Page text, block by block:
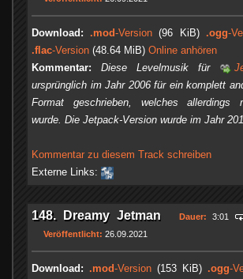
Download: .mod-Version (96 KiB) .ogg-
.flac-Version (48.64 MiB) Online anhören
Kommentar:
Diese Levelmusik für
ursprünglich im Jahr 2006 für ein komplett
Format geschrieben, welches allerdings
wurde. Die Jetpack-Version wurde im Jahr
Kommentar zu diesem Track schreiben
Externe Links:
148. Dreamy Jetman Dauer: 3:01
Veröffentlicht: 26.09.2021
Download: .mod-Version (153 KiB) .ogg-